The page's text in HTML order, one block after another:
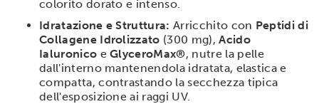
colorito dorato e intenso.
Idratazione e Struttura: Arricchito con Peptidi di
Collagene Idrolizzato (300 mg),Acido
Ialuronico eGlyceroMax®, nutre la pelle
dall'interno mantenendola idratata, elastica e
compatta, contrastando la secchezza tipica
dell'esposizione ai raggi UV.